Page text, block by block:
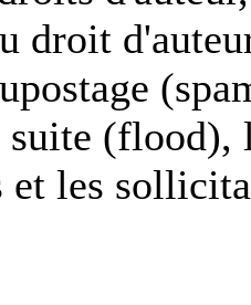
droit
suite
et les